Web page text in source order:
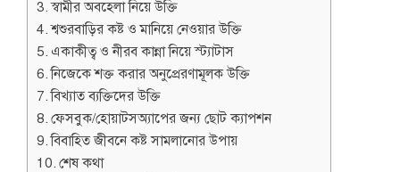
স্বামীর অবহেলা নিয়ে উক্তি
শ্বশুরবাড়ির কষ্ট ও মানিয়ে নেওয়ার উক্তি
একাকীত্ব ও নীরব কান্না নিয়ে স্ট্যাটাস
নিজেকে শক্ত করার অনুপ্রেরণামূলক উক্তি
বিখ্যাত ব্যক্তিদের উক্তি
ফেসবুক/হোয়াটসঅ্যাপের জন্য ছোট ক্যাপশন
বিবাহিত জীবনে কষ্ট সামলানোর উপায়
শেষ কথা